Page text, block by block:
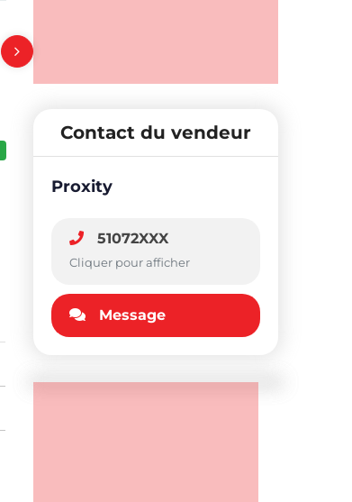
Contact du vendeur
Proxity
51072XXX
Cliquer pour afficher
Message